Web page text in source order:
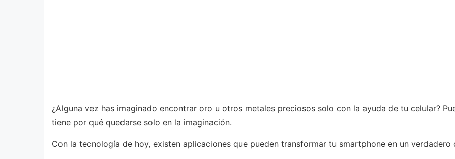
¿Alguna vez has imaginado encontrar oro u otros metales preciosos solo con la ayuda de tu celular?
tiene por qué quedarse solo en la imaginación.
Con la tecnología de hoy, existen aplicaciones que pueden transformar tu smartphone en un verdadero